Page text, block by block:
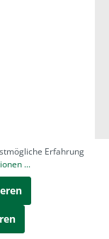
Erfahrung
...